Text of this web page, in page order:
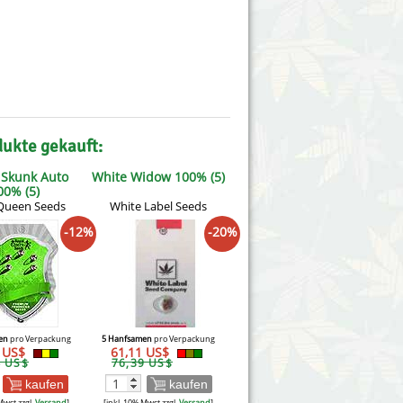
gekauft:
Auto
(5)
Seeds
-12%
pro Verpackung
US$
kaufen
White Widow 100% (5)
White Label Seeds
-20%
5 Hanfsamenpro Verpackung
61,11 US$
76,39 US$
kaufen